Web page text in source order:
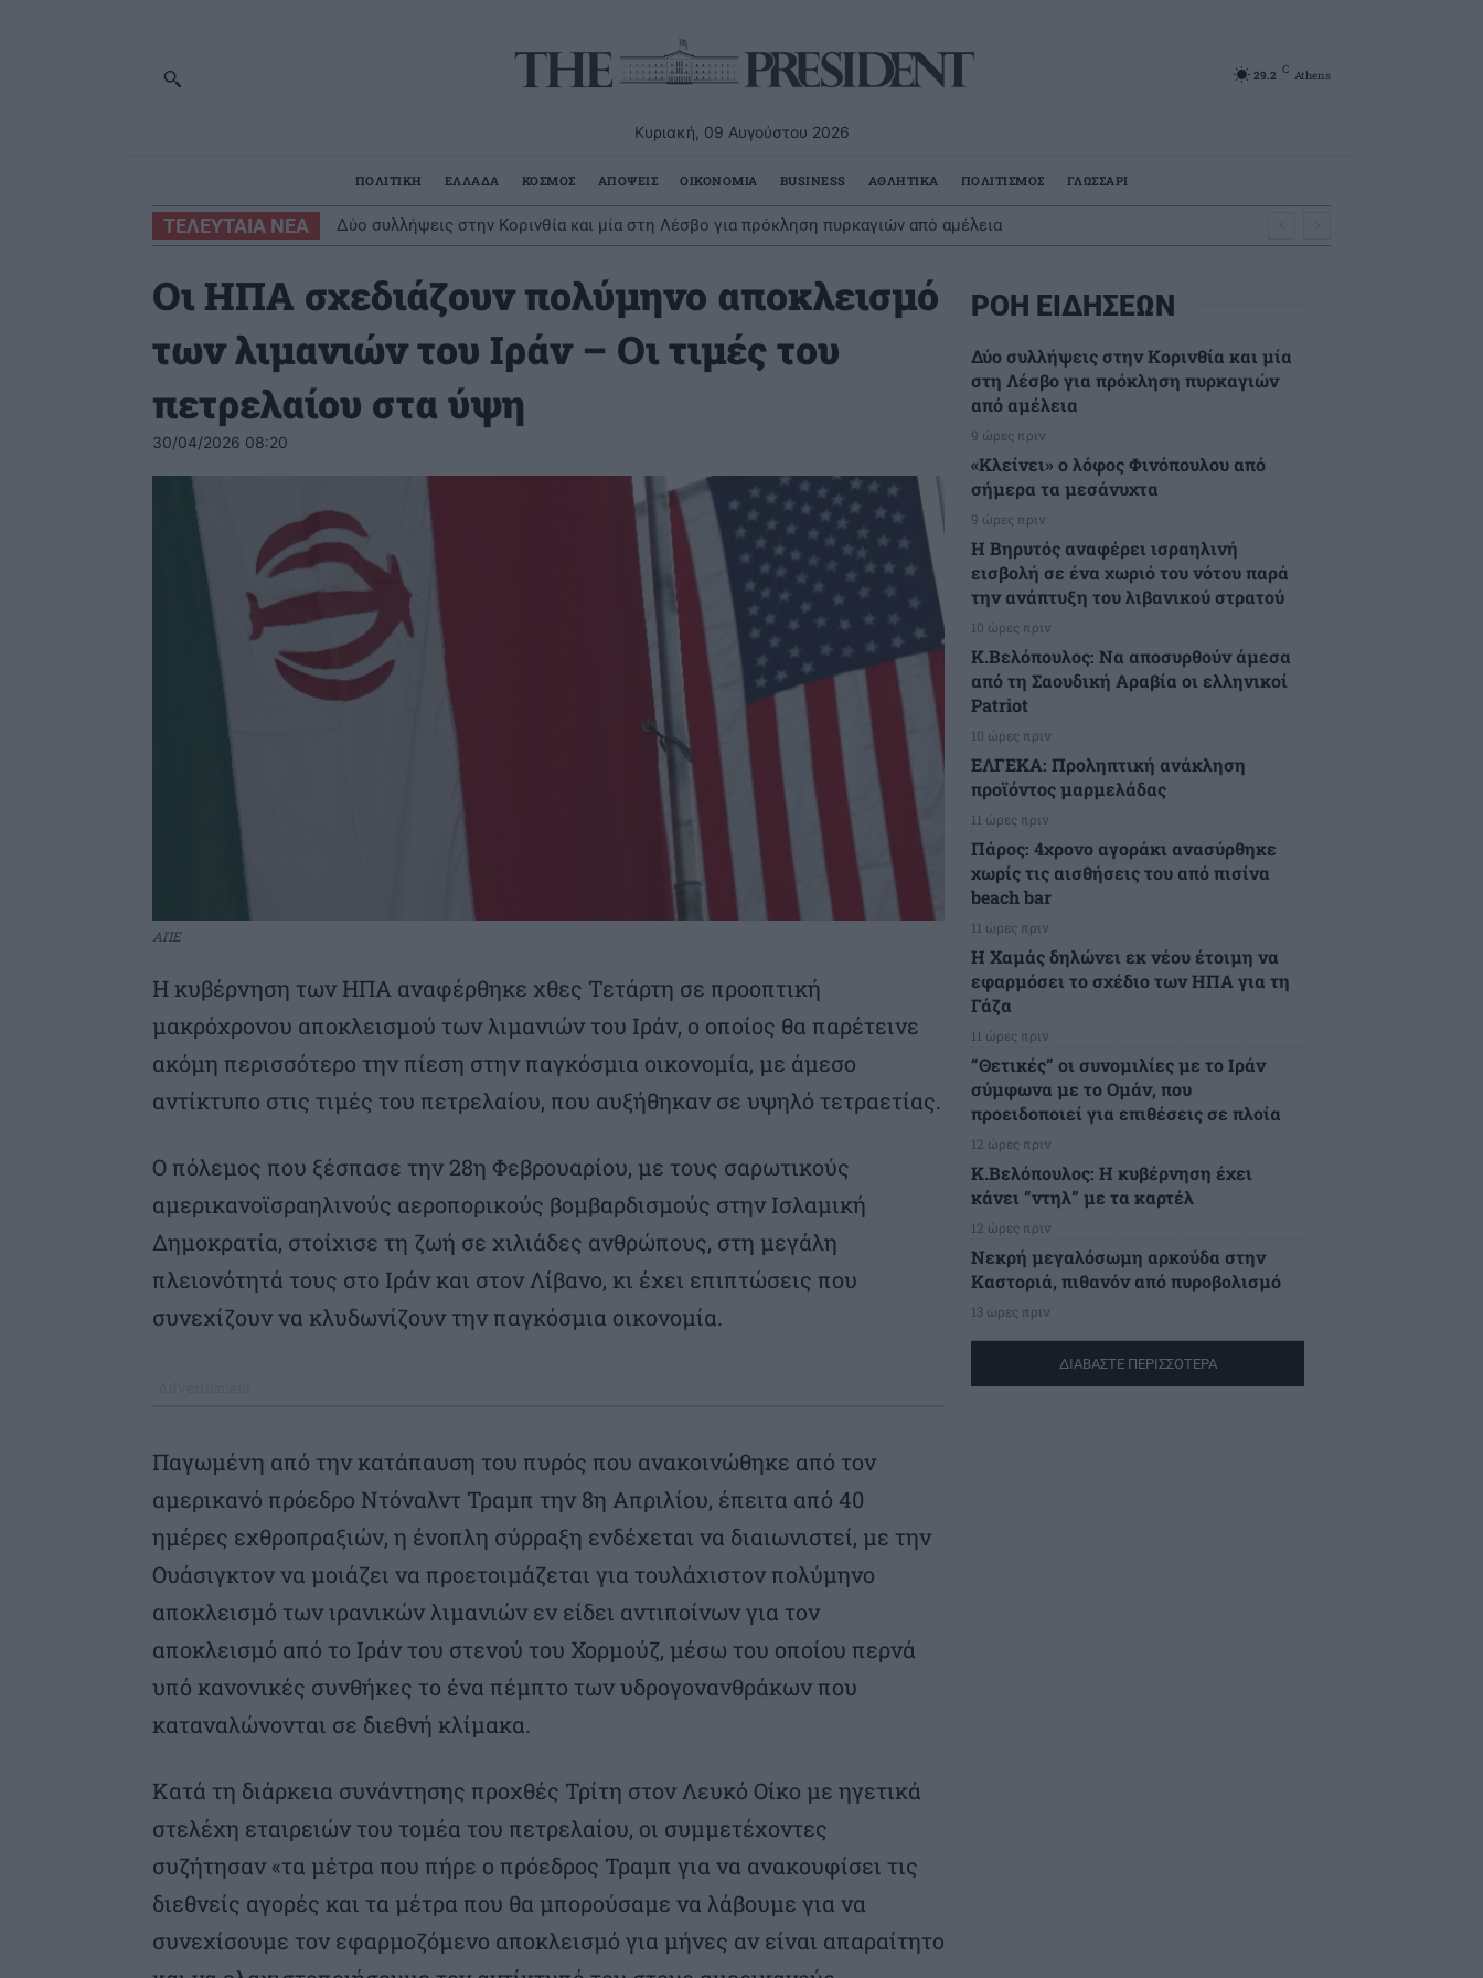
Κυριακή, 09 Αυγούστου 2026
29.2 C Athens
ΠΟΛΙΤΙΚΗ ΕΛΛΑΔΑ ΚΟΣΜΟΣ ΑΠΟΨΕΙΣ ΟΙΚΟΝΟΜΙΑ BUSINESS ΑΘΛΗΤΙΚΑ ΠΟΛΙΤΙΣΜΟΣ ΓΛΩΣΣΑΡΙ
ΤΕΛΕΥΤΑΙΑ ΝΕΑ «Κλείνει» ο λόφος Φινόπουλου από σήμερα τα μεσάνυχτα
Οι ΗΠΑ σχεδιάζουν πολύμηνο αποκλεισμό
των λιμανιών του Ιράν – Οι τιμές του
πετρελαίου στα ύψη
30/04/2026 08:20
ΑΠΕ
Η κυβέρνηση των ΗΠΑ αναφέρθηκε χθες Τετάρτη σε προοπτική
μακρόχρονου αποκλεισμού των λιμανιών του Ιράν, ο οποίος θα παρέτεινε
ακόμη περισσότερο την πίεση στην παγκόσμια οικονομία, με άμεσο
αντίκτυπο στις τιμές του πετρελαίου, που αυξήθηκαν σε υψηλό τετραετίας.
Ο πόλεμος που ξέσπασε την 28η Φεβρουαρίου, με τους σαρωτικούς
αμερικανοϊσραηλινούς αεροπορικούς βομβαρδισμούς στην Ισλαμική
Δημοκρατία, στοίχισε τη ζωή σε χιλιάδες ανθρώπους, στη μεγάλη
πλειονότητά τους στο Ιράν και στον Λίβανο, κι έχει επιπτώσεις που
συνεχίζουν να κλυδωνίζουν την παγκόσμια οικονομία.
Παγωμένη από την κατάπαυση του πυρός που ανακοινώθηκε από τον
αμερικανό πρόεδρο Ντόναλντ Τραμπ την 8η Απριλίου, έπειτα από 40
ημέρες εχθροπραξιών, η ένοπλη σύρραξη ενδέχεται να διαιωνιστεί, με την
Ουάσιγκτον να μοιάζει να προετοιμάζεται για τουλάχιστον πολύμηνο
αποκλεισμό των ιρανικών λιμανιών εν είδει αντιποίνων για τον
αποκλεισμό από το Ιράν του στενού του Χορμούζ, μέσω του οποίου περνά
υπό κανονικές συνθήκες το ένα πέμπτο των υδρογονανθράκων που
καταναλώνονται σε διεθνή κλίμακα.
Κατά τη διάρκεια συνάντησης προχθές Τρίτη στον Λευκό Οίκο με ηγετικά
στελέχη εταιρειών του τομέα του πετρελαίου, οι συμμετέχοντες
συζήτησαν «τα μέτρα που πήρε ο πρόεδρος Τραμπ για να ανακουφίσει τις
διεθνείς αγορές και τα μέτρα που θα μπορούσαμε να λάβουμε για να
συνεχίσουμε τον εφαρμοζόμενο αποκλεισμό για μήνες αν είναι απαραίτητο
ΡΟΗ ΕΙΔΗΣΕΩΝ
Δύο συλλήψεις στην Κορινθία και μία
στη Λέσβο για πρόκληση πυρκαγιών
από αμέλεια
9 ώρες πριν
«Κλείνει» ο λόφος Φινόπουλου από
σήμερα τα μεσάνυχτα
9 ώρες πριν
Η Βηρυτός αναφέρει ισραηλινή
εισβολή σε ένα χωριό του νότου παρά
την ανάπτυξη του λιβανικού στρατού
10 ώρες πριν
Κ.Βελόπουλος: Να αποσυρθούν άμεσα
από τη Σαουδική Αραβία οι ελληνικοί
Patriot
10 ώρες πριν
ΕΛΓΕΚΑ: Προληπτική ανάκληση
προϊόντος μαρμελάδας
11 ώρες πριν
Πάρος: 4χρονο αγοράκι ανασύρθηκε
χωρίς τις αισθήσεις του από πισίνα
beach bar
11 ώρες πριν
Η Χαμάς δηλώνει εκ νέου έτοιμη να
εφαρμόσει το σχέδιο των ΗΠΑ για τη
Γάζα
11 ώρες πριν
“Θετικές” οι συνομιλίες με το Ιράν
σύμφωνα με το Ομάν, που
προειδοποιεί για επιθέσεις σε πλοία
12 ώρες πριν
Κ.Βελόπουλος: Η κυβέρνηση έχει
κάνει “ντηλ” με τα καρτέλ
12 ώρες πριν
Νεκρή μεγαλόσωμη αρκούδα στην
Καστοριά, πιθανόν από πυροβολισμό
13 ώρες πριν
ΔΙΑΒΑΣΤΕ ΠΕΡΙΣΣΟΤΕΡΑ